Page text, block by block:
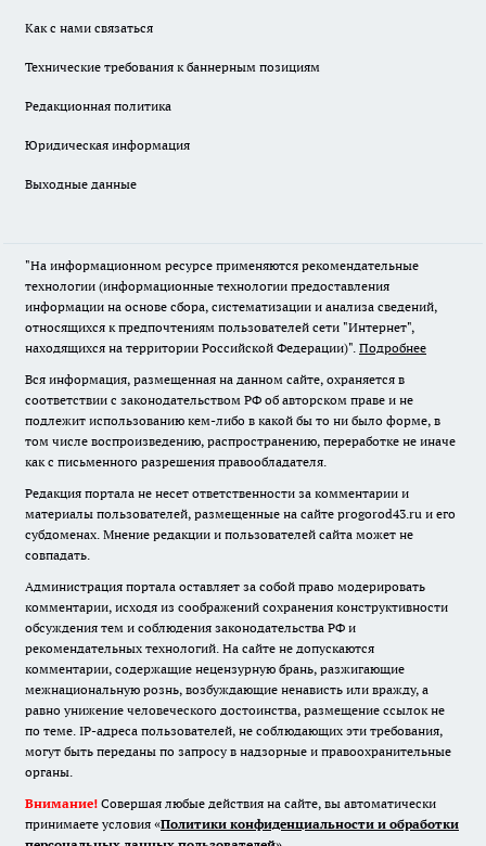
Как с нами связаться
Технические требования к баннерным позициям
Редакционная политика
Юридическая информация
Выходные данные
"На информационном ресурсе применяются рекомендательные
технологии (информационные технологии предоставления
информации на основе сбора, систематизации и анализа сведений,
относящихся к предпочтениям пользователей сети "Интернет",
находящихся на территории Российской Федерации)". Подробнее
Вся информация, размещенная на данном сайте, охраняется в
соответствии с законодательством РФ об авторском праве и не
подлежит использованию кем-либо в какой бы то ни было форме, в
том числе воспроизведению, распространению, переработке не иначе
как с письменного разрешения правообладателя.
Редакция портала не несет ответственности за комментарии и
материалы пользователей, размещенные на сайте progorod43.ru и его
субдоменах. Мнение редакции и пользователей сайта может не
совпадать.
Администрация портала оставляет за собой право модерировать
комментарии, исходя из соображений сохранения конструктивности
обсуждения тем и соблюдения законодательства РФ и
рекомендательных технологий. На сайте не допускаются
комментарии, содержащие нецензурную брань, разжигающие
межнациональную рознь, возбуждающие ненависть или вражду, а
равно унижение человеческого достоинства, размещение ссылок не
по теме. IP-адреса пользователей, не соблюдающих эти требования,
могут быть переданы по запросу в надзорные и правоохранительные
органы.
Внимание! Совершая любые действия на сайте, вы автоматически
принимаете условия «Политики конфиденциальности и обработки